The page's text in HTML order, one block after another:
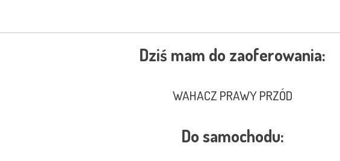
Dziś mam do zaoferowania:
WAHACZ PRAWY PRZÓD
Do samochodu: